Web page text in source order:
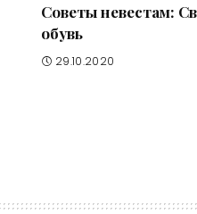
Советы невестам:
обувь
29.10.2020